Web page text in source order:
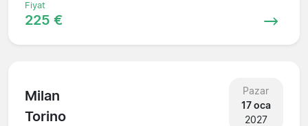
Fiyat
225 €
Milan
Torino
Pazar
17 oca
2027